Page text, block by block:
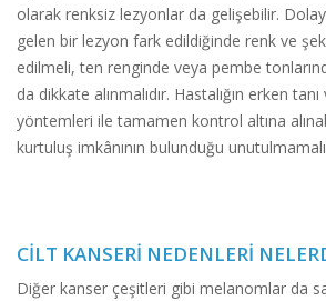
olarak renksiz lezyonlar da gelişebilir.
gelen bir lezyon fark edildiğinde renk ve
edilmeli, ten renginde veya pembe
da dikkate alınmalıdır. Hastalığın erken
yöntemleri ile tamamen kontrol altına
kurtuluş imkânının bulunduğu
CILT KANSERI NEDENLERI
Diğer kanser çeşitleri gibi melanomlar da